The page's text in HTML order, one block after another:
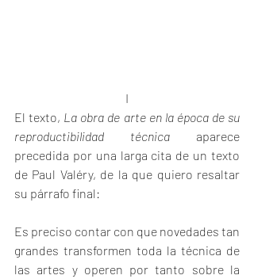
I
El texto, La obra de arte en la época de su
reproductibilidad técnica aparece
precedida por una larga cita de un texto
de Paul Valéry, de la que quiero resaltar
su párrafo final:
Es preciso contar con que novedades tan
grandes transformen toda la técnica de
las artes y operen por tanto sobre la